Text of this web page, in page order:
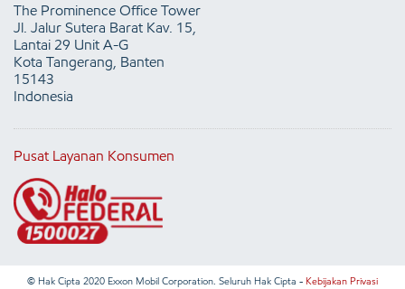
The Prominence Office Tower
Jl. Jalur Sutera Barat Kav. 15,
Lantai 29 Unit A-G
Kota Tangerang, Banten
15143
Indonesia
Pusat Layanan Konsumen
© Hak Cipta 2020 Exxon Mobil Corporation. Seluruh Hak Cipta - Kebijakan Privasi